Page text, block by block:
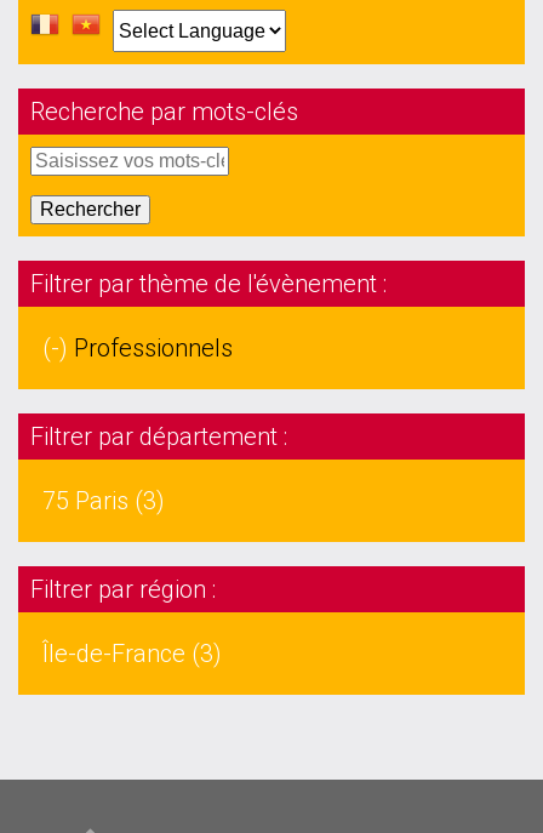
Recherche par mots-clés
Filtrer par thème de l'évènement :
(-) Professionnels
Filtrer par département :
75 Paris (3)
Filtrer par région :
Île-de-France (3)